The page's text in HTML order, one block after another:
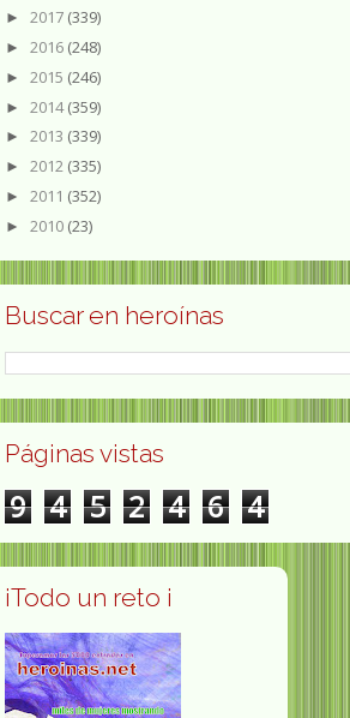
► 2017 (339)
► 2016 (248)
► 2015 (246)
► 2014(359)
► 2013 (339)
► 2012 (335)
► 2011 (352)
► 2010 (23)
Buscar en heroínas
Páginas vistas
9 4 5 2 4 6 4
¡Todo un reto ¡